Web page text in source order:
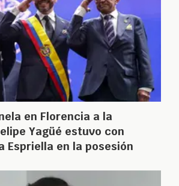
en Florencia a la
Yagüé estuvo con
Espriella en la posesión